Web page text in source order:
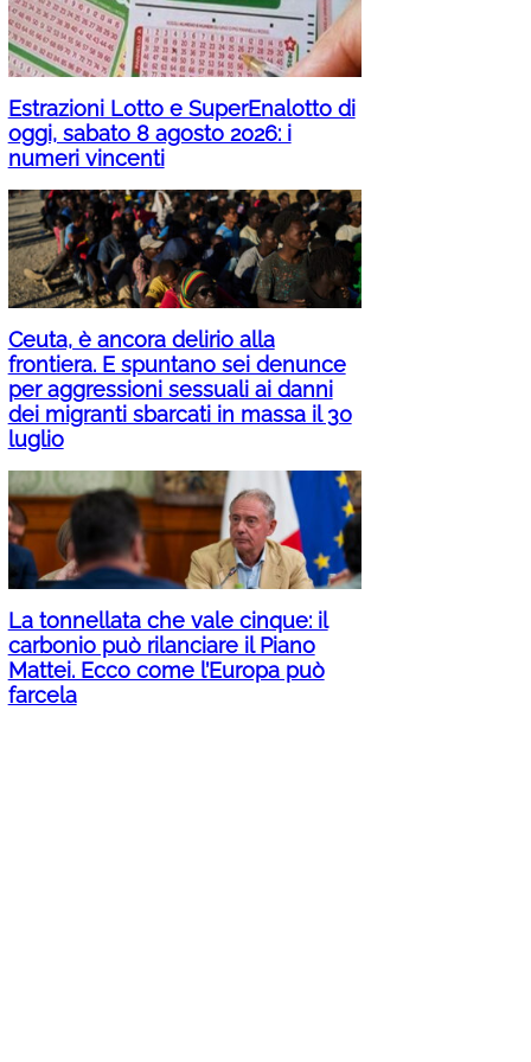
Estrazioni Lotto e SuperEnalotto di
oggi, sabato 8 agosto 2026: i
numeri vincenti
Ceuta, è ancora delirio alla
frontiera. E spuntano sei denunce
per aggressioni sessuali ai danni
dei migranti sbarcati in massa il 30
luglio
La tonnellata che vale cinque: il
carbonio può rilanciare il Piano
Mattei. Ecco come l’Europa può
farcela